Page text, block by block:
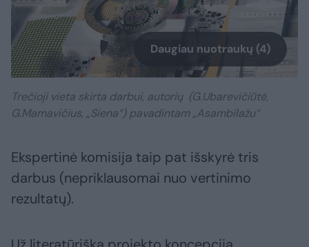
Daugiau nuotraukų (4)
Trečioji vieta skirta darbui, autorių (G.Ubarevičiūtė,
G.Mamavičius, „Siena“) pavadintam „Asambilažu“
Ekspertinė komisija taip pat išskyrė tris
darbus (nepriklausomai nuo vertinimo
rezultatų).